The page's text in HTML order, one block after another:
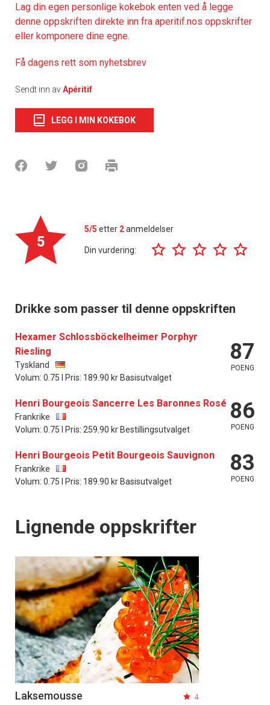
Lag din egen personlige kokebok enten ved å legge
denne oppskriften direkte inn fra aperitif.nos oppskrifter
eller komponere dine egne.
Få dagens rett som nyhetsbrev
Sendt inn avApéritif
LEGG I MIN KOKEBOK
5
5/5 etter 2anmeldelser
Din vurdering:
Drikke som passer til denne oppskriften
Hexamer Schlossböckelheimer Porphyr
Riesling
Tyskland
Volum: 0.75 l Pris: 189.90 kr Basisutvalget
87
POENG
Henri Bourgeois Sancerre Les Baronnes Rosé
Frankrike
Volum: 0.75 l Pris: 259.90 kr Bestillingsutvalget
86
POENG
Henri Bourgeois Petit Bourgeois Sauvignon
Frankrike
Volum: 0.75 l Pris: 189.90 kr Basisutvalget
83
POENG
Lignende oppskrifter
Laksemousse 4